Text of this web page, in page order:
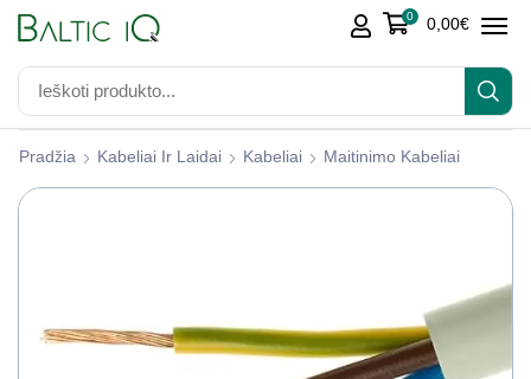
0 0,00€
Pradžia Kabeliai Ir Laidai Kabeliai Maitinimo Kabeliai